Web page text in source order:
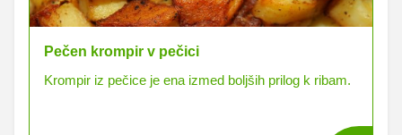
Pečen krompir v pečici
Krompir iz pečice je ena izmed boljših prilog k ribam.